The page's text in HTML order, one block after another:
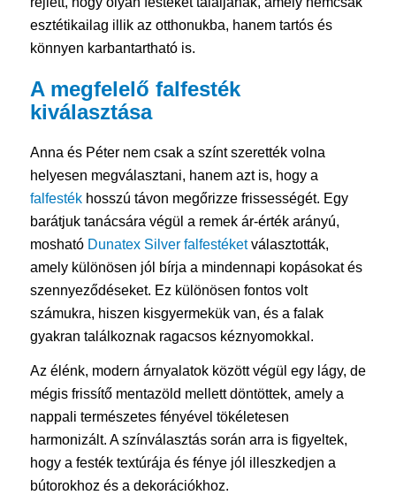
esztétikailag illik az otthonukba, hanem tartós és
könnyen karbantartható is.
A megfelelő falfesték
kiválasztása
Anna és Péter nem csak a színt szerették volna
helyesen megválasztani, hanem azt is, hogy a
falfestékhosszú távon megőrizze frissességét. Egy
barátjuk tanácsára végül a remek ár-érték arányú,
mosható Dunatex Silver falfestéketválasztották,
amely különösen jól bírja a mindennapi kopásokat és
szennyeződéseket. Ez különösen fontos volt
számukra, hiszen kisgyermekük van, és a falak
gyakran találkoznak ragacsos kéznyomokkal.
Az élénk, modern árnyalatok között végül egy lágy, de
mégis frissítő mentazöld mellett döntöttek, amely a
nappali természetes fényével tökéletesen
harmonizált. A színválasztás során arra is figyeltek,
hogy a festék textúrája és fénye jól illeszkedjen a
bútorokhoz és a dekorációkhoz.